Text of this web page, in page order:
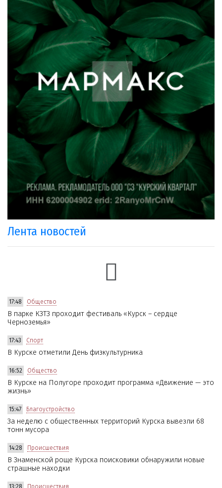
Лента новостей
17:48 Общество
В парке КЗТЗ проходит фестиваль «Курск – сердце
Черноземья»
17:43 Спорт
В Курске отметили День физкультурника
16:52 Общество
В Курске на Полугоре проходит программа «Движение — это
жизнь»
15:47 Благоустройство
За неделю с общественных территорий Курска вывезли 68
тонн мусора
14:28 Происшествия
В Знаменской роще Курска поисковики обнаружили новые
страшные находки
13:28 Происшествия